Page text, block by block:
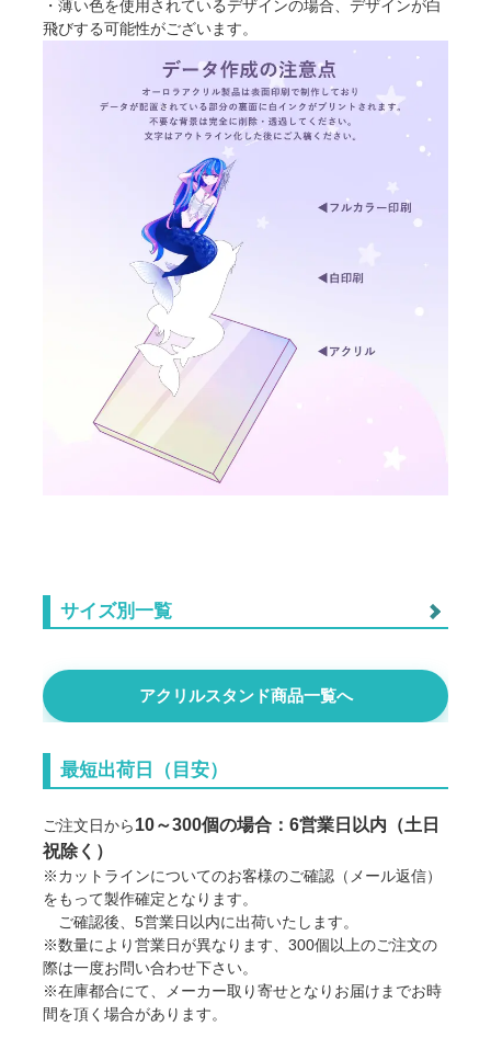
・薄い色を使用されているデザインの場合、デザインが白
飛びする可能性がございます。
サイズ別一覧
オーロラフリーカットアクスタ・7.5×10cm
オーロラフリーカットアクスタ・10×10cm
オーロラフリーカットアクスタ・10×12cm
アクリルスタンド商品一覧へ
最短出荷日（目安）
ご注文日から10～300個の場合：6営業日以内（土日
祝除く）
※カットラインについてのお客様のご確認（メール返信）
をもって製作確定となります。
ご確認後、5営業日以内に出荷いたします。
※数量により営業日が異なります、300個以上のご注文の
際は一度お問い合わせ下さい。
※在庫都合にて、メーカー取り寄せとなりお届けまでお時
間を頂く場合があります。